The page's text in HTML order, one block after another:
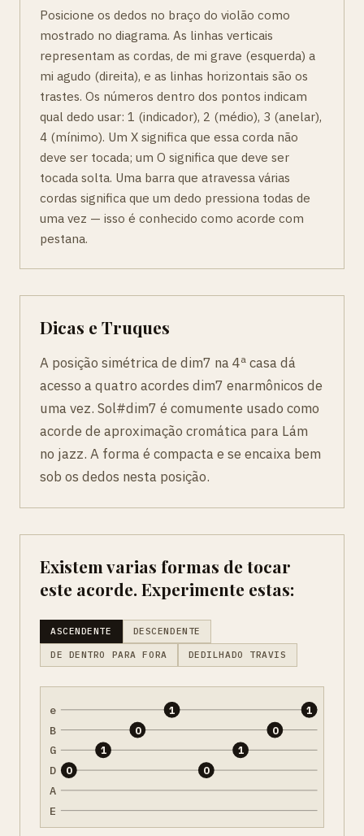
Posicione os dedos no braço do violão como
mostrado no diagrama. As linhas verticais
representam as cordas, de mi grave (esquerda) a
mi agudo (direita), e as linhas horizontais são os
trastes. Os números dentro dos pontos indicam
qual dedo usar: 1 (indicador), 2 (médio), 3 (anelar),
4 (mínimo). Um X significa que essa corda não
deve ser tocada; um O significa que deve ser
tocada solta. Uma barra que atravessa várias
cordas significa que um dedo pressiona todas de
uma vez — isso é conhecido como acorde com
pestana.
Dicas e Truques
A posição simétrica de dim7 na 4ª casa dá
acesso a quatro acordes dim7 enarmônicos de
uma vez. Sol#dim7 é comumente usado como
acorde de aproximação cromática para Lám
no jazz. A forma é compacta e se encaixa bem
sob os dedos nesta posição.
Existem varias formas de tocar
este acorde. Experimente estas:
ASCENDENTE DESCENDENTE
DE DENTRO PARA FORA DEDILHADO TRAVIS
e
B
G
D
A
E
0
1
0
1
0
1
0
1